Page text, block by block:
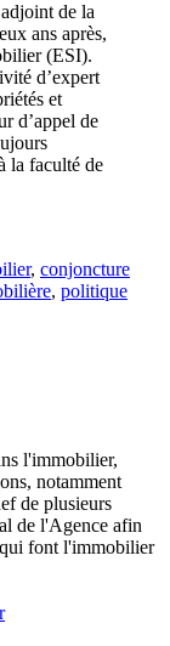
de la
ans après,
(ESI).
d’expert
et
d’appel de
la faculté de
, conjoncture
, politique
l'immobilier,
notamment
de plusieurs
de l'Agence afin
qui font l'immobilier